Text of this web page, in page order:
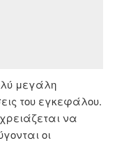
μεγάλη
του εγκεφάλου.
να
οι